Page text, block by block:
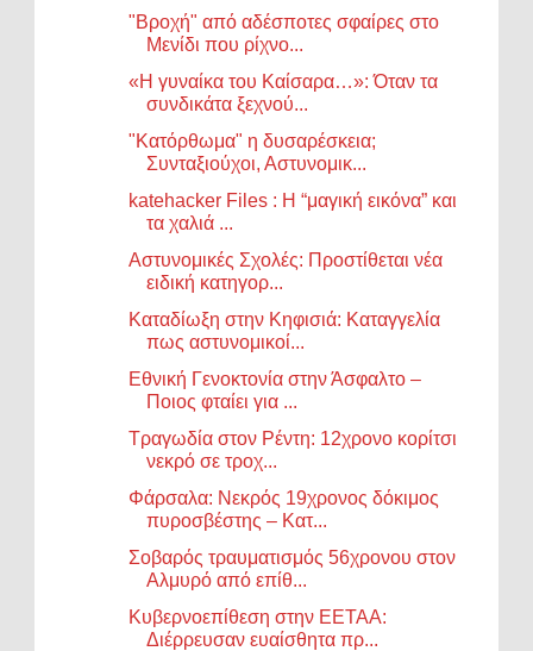
"Βροχή" από αδέσποτες σφαίρες στο
Μενίδι που ρίχνο...
«Η γυναίκα του Καίσαρα…»: Όταν τα
συνδικάτα ξεχνού...
"Κατόρθωμα" η δυσαρέσκεια;
Συνταξιούχοι, Αστυνομικ...
katehacker Files : Η “μαγική εικόνα” και
τα χαλιά ...
Αστυνομικές Σχολές: Προστίθεται νέα
ειδική κατηγορ...
Καταδίωξη στην Κηφισιά: Καταγγελία
πως αστυνομικοί...
Εθνική Γενοκτονία στην Άσφαλτο –
Ποιος φταίει για ...
Τραγωδία στον Ρέντη: 12χρονο κορίτσι
νεκρό σε τροχ...
Φάρσαλα: Νεκρός 19χρονος δόκιμος
πυροσβέστης – Κατ...
Σοβαρός τραυματισμός 56χρονου στον
Αλμυρό από επίθ...
Κυβερνοεπίθεση στην ΕΕΤΑΑ:
Διέρρευσαν ευαίσθητα πρ...